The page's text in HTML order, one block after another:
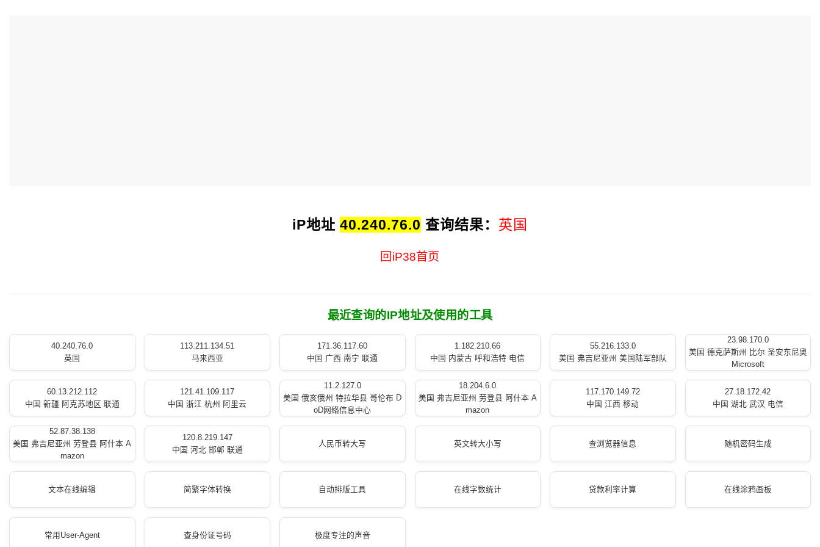
iP地址 40.240.76.0 查询结果： 英国
回iP38首页
最近查询的IP地址及使用的工具
40.240.76.0
英国
113.211.134.51
马来西亚
171.36.117.60
中国 广西 南宁 联通
1.182.210.66
中国 内蒙古 呼和浩特 电信
55.216.133.0
美国 弗吉尼亚州 美国陆军部队
23.98.170.0
美国 德克萨斯州 比尔 圣安东尼奥
Microsoft
60.13.212.112
中国 新疆 阿克苏地区 联通
121.41.109.117
中国 浙江 杭州 阿里云
11.2.127.0
美国 俄亥俄州 特拉华县 哥伦布 D
oD网络信息中心
18.204.6.0
美国 弗吉尼亚州 劳登县 阿什本 A
mazon
117.170.149.72
中国 江西 移动
27.18.172.42
中国 湖北 武汉 电信
52.87.38.138
美国 弗吉尼亚州 劳登县 阿什本 A
mazon
120.8.219.147
中国 河北 邯郸 联通
人民币转大写 英文转大小写 查浏览器信息 随机密码生成
文本在线编辑 简繁字体转换 自动排版工具 在线字数统计 贷款利率计算 在线涂鸦画板
常用User-Agent 查身份证号码 极度专注的声音